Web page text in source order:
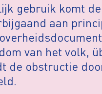
gebruik komt
aan
van het volk,
de obstructie